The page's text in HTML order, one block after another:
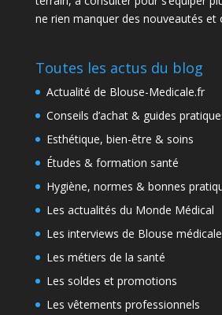
ne rien manquer des nouveautés et
Toutes les actus du blog
Actualité de Blouse-Medicale.fr
Conseils d’achat & guides
Esthétique, bien-être & soins
Études & formation santé
Hygiène, normes & bonnes
Les actualités du Monde Médical
Les interviews de Blouse médicale
Les métiers de la santé
Les soldes et promotions
Les vêtements professionnels